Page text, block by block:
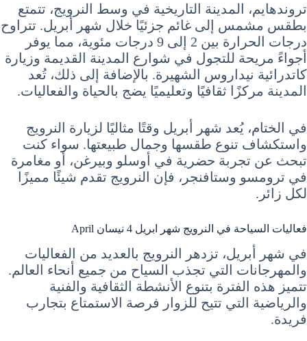
تروندهايم، المدينة التاريخية في وسط النرويج، تتمتع
بطقس مشمس إلى غائم جزئيًا خلال شهر أبريل. تتراوح
درجات الحرارة بين 2 إلى 9 درجات مئوية، مما يوفر
أجواءً مريحة للتجول في شوارع المدينة القديمة وزيارة
كاتدرائية نيداروس الشهيرة. بالإضافة إلى ذلك، تُعد
المدينة مركزًا ثقافيًا وتعليميًا يضج بالحياة والفعاليات.
في الختام، يُعد شهر أبريل وقتًا مثاليًا لزيارة النرويج
واستكشاف تنوع طقسها وجمال طبيعتها. سواء كنت
تبحث عن تجربة حضرية في أوسلو وبيرغن، أو مغامرة
في ترومسو وستافنجر، فإن النرويج تقدم شيئًا مميزًا
لكل زائر.
فعاليات السياحة في النرويج شهر ابريل 4 نيسان April
في شهر أبريل، تزدهر النرويج بالعديد من الفعاليات
والمهرجانات التي تجذب السياح من جميع أنحاء العالم.
تتميز هذه الفترة بتنوع الأنشطة الثقافية والفنية
والرياضية التي تتيح للزوار فرصة الاستمتاع بتجارب
فريدة.